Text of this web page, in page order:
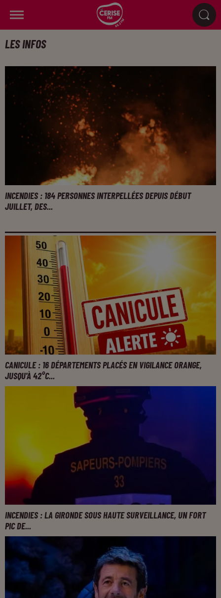
LES INFOS
INCENDIES : 184 PERSONNES INTERPELLÉES DEPUIS DÉBUT
JUILLET, DES...
CANICULE : 16 DÉPARTEMENTS PLACÉS EN VIGILANCE ORANGE,
JUSQU'À 42°C...
INCENDIES : LA GIRONDE SOUS HAUTE SURVEILLANCE, UN FORT
PIC DE...